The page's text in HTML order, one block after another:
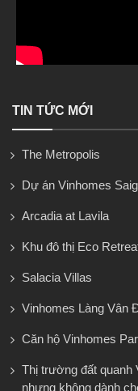
TIN TỨC MỚI
The Metropolis
Dự án Vinhomes
Arcadia at Lavila
Khu đô thị Eco
Salacia Villas
Vinhomes Làng Vân
Căn hộ Vinhomes
Thị trường đất quanh
nhưng không dành